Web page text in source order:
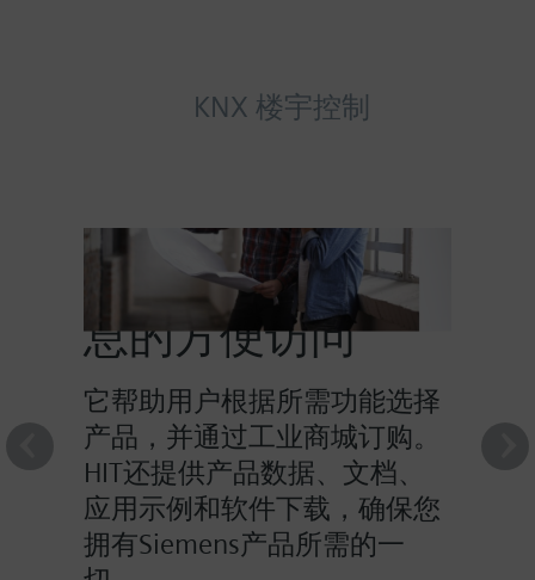
KNX 楼宇控制
HIT提供对产品信
息的方便访问
它帮助用户根据所需功能选择
产品，并通过工业商城订购。
HIT还提供产品数据、文档、
应用示例和软件下载，确保您
拥有Siemens产品所需的一